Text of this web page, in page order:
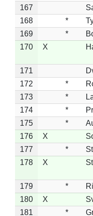
167
168
*
169
*
170
X
171
172
*
173
*
174
*
175
*
176
X
177
*
178
X
179 *
180
X
181
*